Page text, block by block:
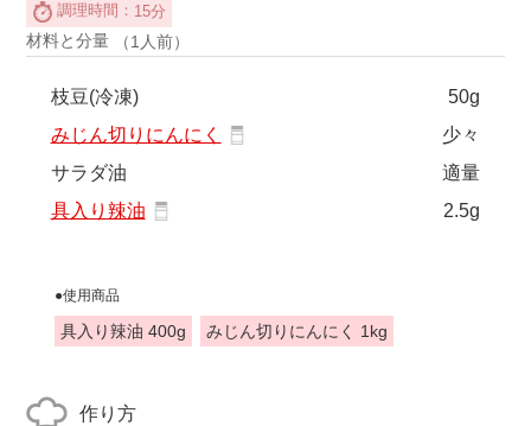
調理時間： 15分
材料と分量 （1人前）
枝豆(冷凍)
50g
みじん切りにんにく
少々
サラダ油
適量
具入り辣油
2.5g
●使用商品
具入り辣油 400g みじん切りにんにく 1kg
作り方